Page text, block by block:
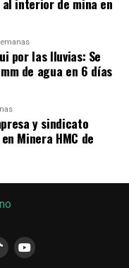
interior de mina en
por las lluvias: Se
de agua en 6 días
y sindicato
Minera HMC de